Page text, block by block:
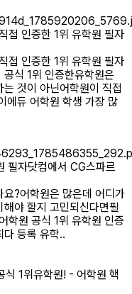
접 인증한 1위 유학원 필자
접 인증한 1위 유학원 필자
식 1위 인증한유학원은
것이 아닌어학원이 직접
에듀 어학원 학생 가장 많
필자닷컴에서 CG스파르
?어학원은 많은데 어디가
야 할지 고민되신다면필
학원 공식 1위 유학원 인증
다 등록 유학..
1위유학원! - 어학원 핵